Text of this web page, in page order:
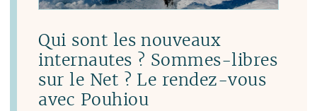
Qui sont les nouveaux
internautes ? Sommes-libres
sur le Net ? Le rendez-vous
avec Pouhiou